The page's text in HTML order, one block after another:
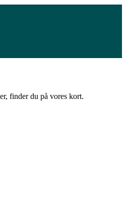
finder du på vores kort.